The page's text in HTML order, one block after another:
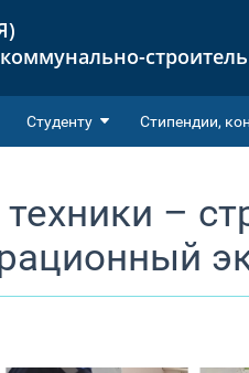
коммунально-
Студенту Cтипендии,
–